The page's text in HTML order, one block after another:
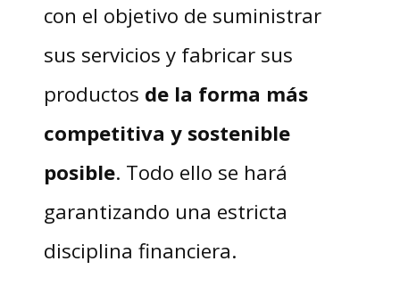
con el objetivo de suministrar
sus servicios y fabricar sus
productos de la forma más
competitiva y sostenible
posible. Todo ello se hará
garantizando una estricta
disciplina financiera.